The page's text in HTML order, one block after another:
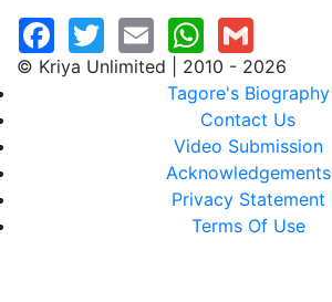
© Kriya Unlimited | 2010 - 2026
Tagore's Biography
Contact Us
Video Submission
Acknowledgements
Privacy Statement
Terms Of Use